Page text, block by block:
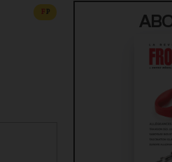
FP
CONTENU PAYANT